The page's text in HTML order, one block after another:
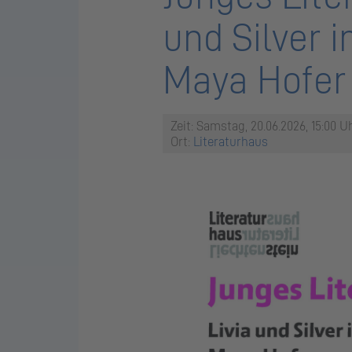
und Silver
Maya Hofer
Zeit: Samstag, 20.06.2026, 15:00
Ort: Literaturhaus